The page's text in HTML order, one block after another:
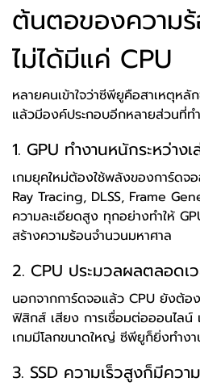
ต้นตอของความ
ไม่ได้มีแค่ CPU
หลายคนเข้าใจว่าซีพียูคือสาเหตุห
แล้วมีองค์ประกอบอีกหลายส่วนที่ท
1. GPU ทำงานหนักระหว่าง
เกมยุคใหม่ต้องใช้พลังของการ์ดจอ
Ray Tracing, DLSS, Frame
ความละเอียดสูง ทุกอย่างทำให้
สร้างความร้อนจำนวนมหาศาล
2. CPU ประมวลผลตลอดเ
นอกจากการ์ดจอแล้ว CPU ยังต้
ฟิสิกส์ เสียง การเชื่อมต่อออนไล
เกมมีโลกขนาดใหญ่ ซีพียูก็ยิ่งทำง
3. SSD ความเร็วสูงก็มีควา